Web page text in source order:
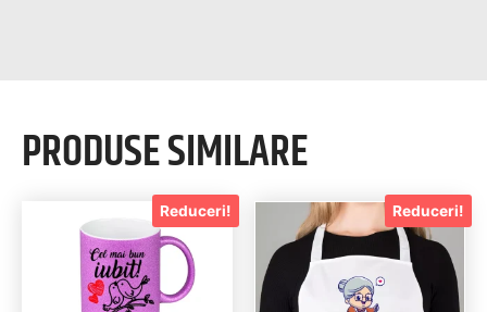
PRODUSE SIMILARE
Reduceri! Reduceri!